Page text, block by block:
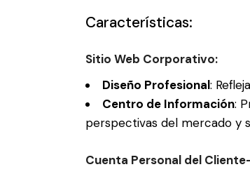
Características:
Sitio Web Corporativo:
Diseño Profesional:
Centro de Información:
perspectivas del mercado y
Cuenta Personal del